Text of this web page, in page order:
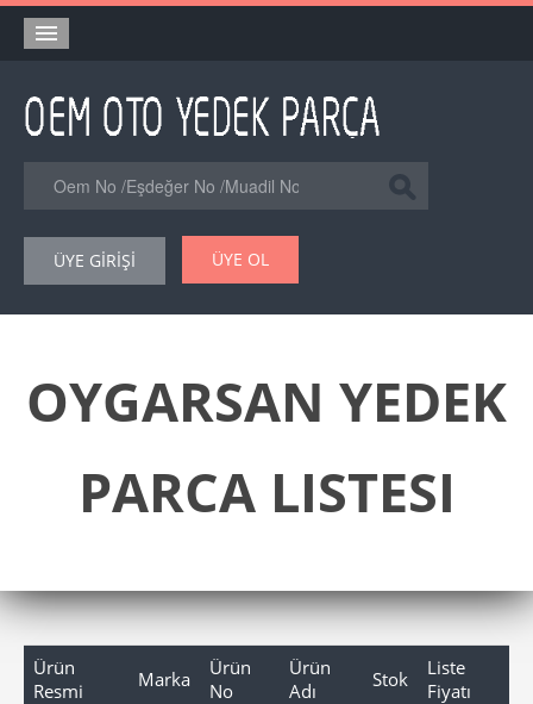
Orjinal Yedek Parça
Eşdeğer Muadil Yedek Parça
Şase Numarası VIN Yedekparça Sorgulama
Hakkımızda
Forum
ÜYE GİRİŞİ ÜYE OL
OYGARSAN YEDEK
PARCA LISTESI
Ürün
Resmi
Marka
Ürün
No
Ürün
Adı
Stok
Liste
Fiyatı